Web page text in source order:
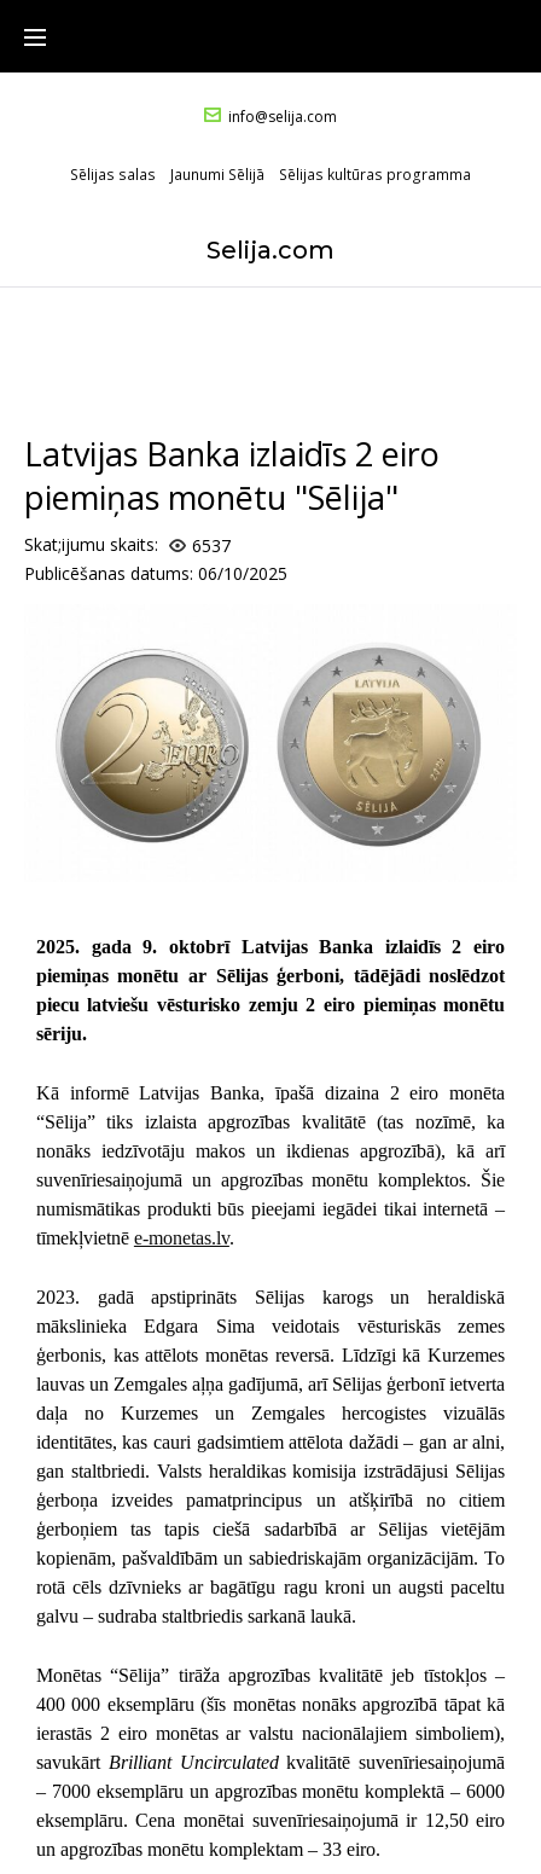
info@selija.com
Sēlijas salas Jaunumi Sēlijā Sēlijas kultūras programma
Selija.com
Latvijas Banka izlaidīs 2 eiro
piemiņas monētu "Sēlija"
Skat;ijumu skaits:
6537
Publicēšanas datums: 06/10/2025
2025. gada 9. oktobrī Latvijas Banka izlaidīs 2 eiro
piemiņas monētu ar Sēlijas ģerboni, tādējādi noslēdzot
piecu latviešu vēsturisko zemju 2 eiro piemiņas monētu
sēriju.
Kā informē Latvijas Banka, īpašā dizaina 2 eiro monēta
“Sēlija” tiks izlaista apgrozības kvalitātē (tas nozīmē, ka
nonāks iedzīvotāju makos un ikdienas apgrozībā), kā arī
suvenīriesaiņojumā un apgrozības monētu komplektos. Šie
numismātikas produkti būs pieejami iegādei tikai internetā –
tīmekļvietnē e-monetas.lv.
2023. gadā apstiprināts Sēlijas karogs un heraldiskā
mākslinieka Edgara Sima veidotais vēsturiskās zemes
ģerbonis, kas attēlots monētas reversā. Līdzīgi kā Kurzemes
lauvas un Zemgales aļņa gadījumā, arī Sēlijas ģerbonī ietverta
daļa no Kurzemes un Zemgales hercogistes vizuālās
identitātes, kas cauri gadsimtiem attēlota dažādi – gan ar alni,
gan staltbriedi. Valsts heraldikas komisija izstrādājusi Sēlijas
ģerboņa izveides pamatprincipus un atšķirībā no citiem
ģerboņiem tas tapis ciešā sadarbībā ar Sēlijas vietējām
kopienām, pašvaldībām un sabiedriskajām organizācijām. To
rotā cēls dzīvnieks ar bagātīgu ragu kroni un augsti paceltu
galvu – sudraba staltbriedis sarkanā laukā.
Monētas “Sēlija” tirāža apgrozības kvalitātē jeb tīstokļos –
400 000 eksemplāru (šīs monētas nonāks apgrozībā tāpat kā
ierastās 2 eiro monētas ar valstu nacionālajiem simboliem),
savukārt Brilliant Uncirculatedkvalitātē suvenīriesaiņojumā
– 7000 eksemplāru un apgrozības monētu komplektā – 6000
eksemplāru. Cena monētai suvenīriesaiņojumā ir 12,50 eiro
un apgrozības monētu komplektam – 33 eiro.